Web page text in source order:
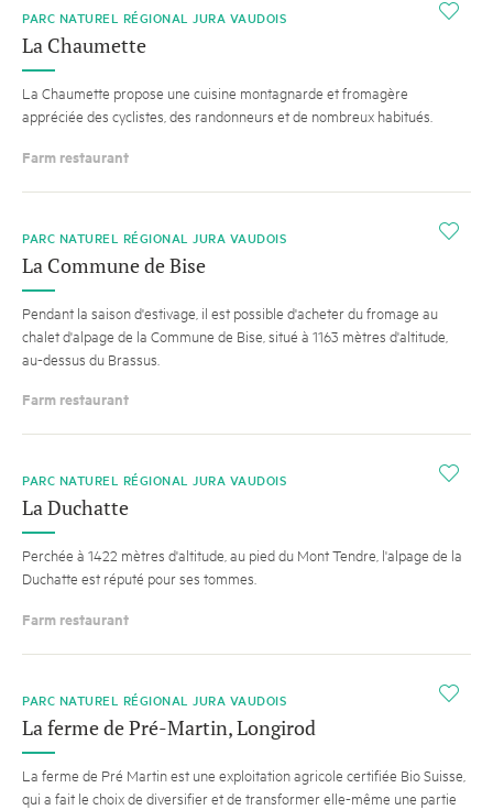
i
PARC NATUREL RÉGIONAL JURA VAUDOIS
La Chaumette
La Chaumette propose une cuisine montagnarde et fromagère
appréciée des cyclistes, des randonneurs et de nombreux habitués.
Farm restaurant
i
PARC NATUREL RÉGIONAL JURA VAUDOIS
La Commune de Bise
Pendant la saison d'estivage, il est possible d'acheter du fromage au
chalet d'alpage de la Commune de Bise, situé à 1163 mètres d'altitude,
au-dessus du Brassus.
Farm restaurant
i
PARC NATUREL RÉGIONAL JURA VAUDOIS
La Duchatte
Perchée à 1422 mètres d'altitude, au pied du Mont Tendre, l'alpage de la
Duchatte est réputé pour ses tommes.
Farm restaurant
i
PARC NATUREL RÉGIONAL JURA VAUDOIS
La ferme de Pré-Martin, Longirod
La ferme de Pré Martin est une exploitation agricole certifiée Bio Suisse,
qui a fait le choix de diversifier et de transformer elle-même une partie